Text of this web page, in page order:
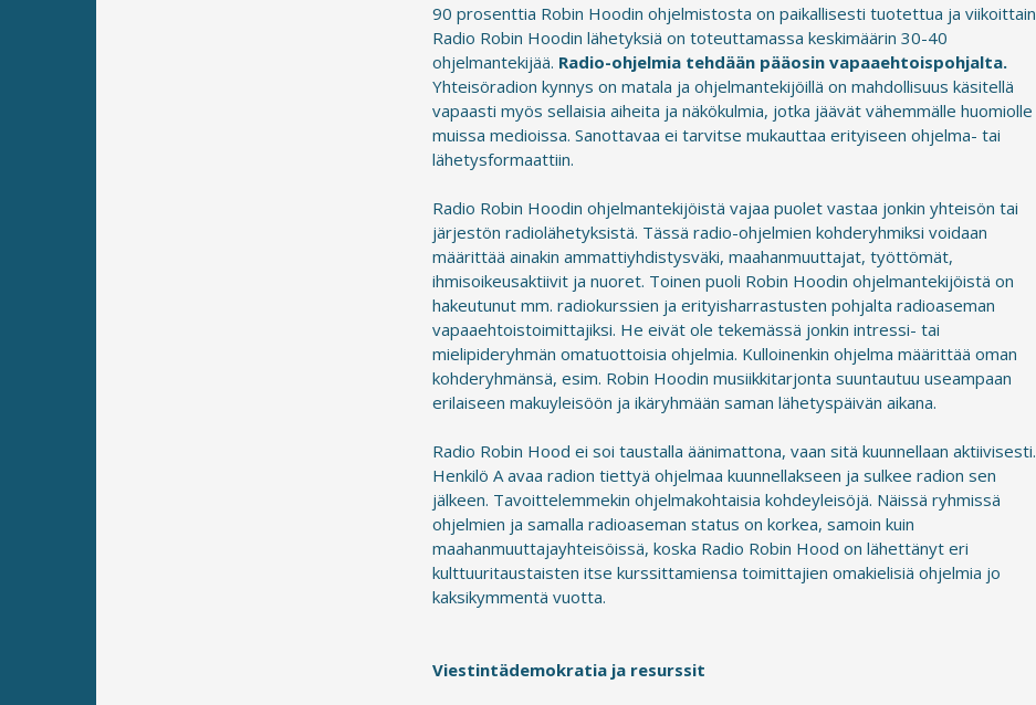
90 prosenttia Robin Hoodin ohjelmistosta on paikallisesti tuotettua ja viikoittain
Radio Robin Hoodin lähetyksiä on toteuttamassa keskimäärin 30-40
ohjelmantekijää. Radio-ohjelmia tehdään pääosin vapaaehtoispohjalta.
Yhteisöradion kynnys on matala ja ohjelmantekijöillä on mahdollisuus käsitellä
vapaasti myös sellaisia aiheita ja näkökulmia, jotka jäävät vähemmälle huomiolle
muissa medioissa. Sanottavaa ei tarvitse mukauttaa erityiseen ohjelma- tai
lähetysformaattiin.
Radio Robin Hoodin ohjelmantekijöistä vajaa puolet vastaa jonkin yhteisön tai
järjestön radiolähetyksistä. Tässä radio-ohjelmien kohderyhmiksi voidaan
määrittää ainakin ammattiyhdistysväki, maahanmuuttajat, työttömät,
ihmisoikeusaktiivit ja nuoret. Toinen puoli Robin Hoodin ohjelmantekijöistä on
hakeutunut mm. radiokurssien ja erityisharrastusten pohjalta radioaseman
vapaaehtoistoimittajiksi. He eivät ole tekemässä jonkin intressi- tai
mielipideryhmän omatuottoisia ohjelmia. Kulloinenkin ohjelma määrittää oman
kohderyhmänsä, esim. Robin Hoodin musiikkitarjonta suuntautuu useampaan
erilaiseen makuyleisöön ja ikäryhmään saman lähetyspäivän aikana.
Radio Robin Hood ei soi taustalla äänimattona, vaan sitä kuunnellaan aktiivisesti.
Henkilö A avaa radion tiettyä ohjelmaa kuunnellakseen ja sulkee radion sen
jälkeen. Tavoittelemmekin ohjelmakohtaisia kohdeyleisöjä. Näissä ryhmissä
ohjelmien ja samalla radioaseman status on korkea, samoin kuin
maahanmuuttajayhteisöissä, koska Radio Robin Hood on lähettänyt eri
kulttuuritaustaisten itse kurssittamiensa toimittajien omakielisiä ohjelmia jo
kaksikymmentä vuotta.
Viestintädemokratia ja resurssit